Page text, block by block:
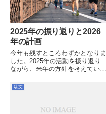
2025年の振り返りと2026
年の計画
今年も残すところわずかとなりま
した。2025年の活動を振り返り
ながら、来年の方針を考えていき
元年今年は初めて本格的な副業に
挑戦しました。スタートアップ企
ンの構築など、毎月0.3人...
駄文